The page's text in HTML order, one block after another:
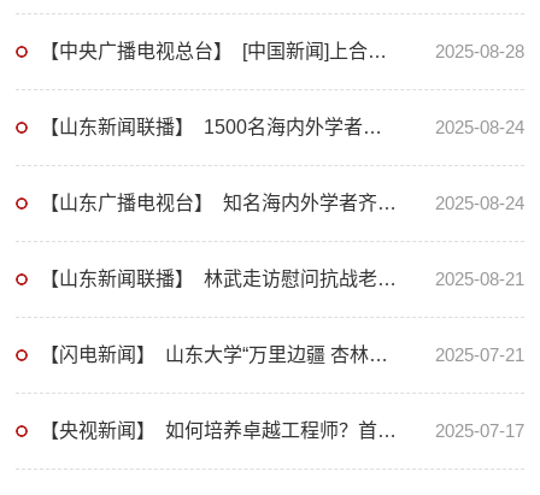
【中央广播电视总台】 [中国新闻]上合组织国家科教与经贸融合论坛在山东青岛举办 2025-08-28
【山东新闻联播】 1500名海内外学者在烟台共话CAD与图形学前沿 2025-08-24
【山东广播电视台】 知名海内外学者齐聚烟台 共话CAD与图形学前沿创新 2025-08-24
【山东新闻联播】 林武走访慰问抗战老战士老同志并发放纪念章 2025-08-21
【闪电新闻】 山东大学“万里边疆 杏林新程”专项行动走进新疆 助力提升当地医疗服务能力 2025-07-21
【央视新闻】 如何培养卓越工程师？首批以实践成果获得学位硕士生毕业 2025-07-17